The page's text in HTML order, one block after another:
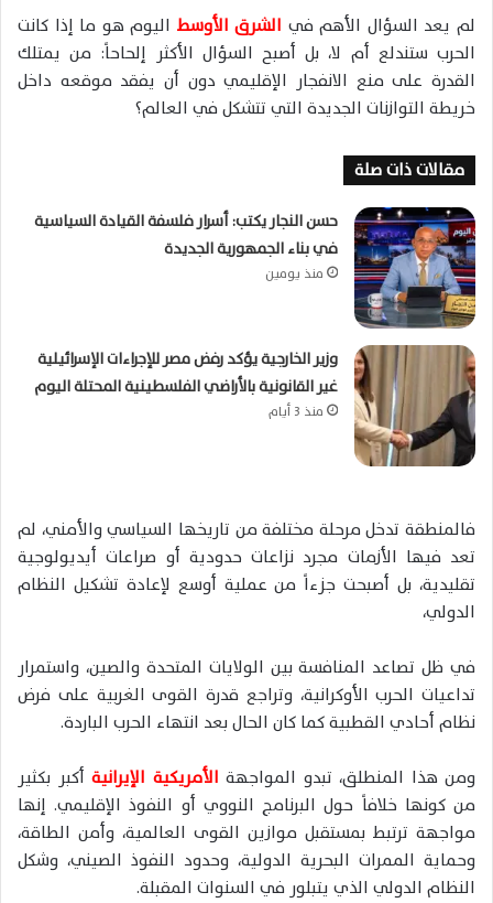
لم يعد السؤال الأهم في الشرق الأوسط اليوم هو ما إذا كانت
الحرب ستندلع أم لا، بل أصبح السؤال الأكثر إلحاحاً: من يمتلك
القدرة على منع الانفجار الإقليمي دون أن يفقد موقعه داخل
خريطة التوازنات الجديدة التي تتشكل في العالم؟
مقالات ذات صلة
حسن النجار يكتب: أسرار فلسفة القيادة السياسية
في بناء الجمهورية الجديدة
منذ يومين
وزير الخارجية يؤكد رفض مصر للإجراءات الإسرائيلية
غير القانونية بالأراضي الفلسطينية المحتلة اليوم
منذ 3 أيام
فالمنطقة تدخل مرحلة مختلفة من تاريخها السياسي والأمني، لم
تعد فيها الأزمات مجرد نزاعات حدودية أو صراعات أيديولوجية
تقليدية، بل أصبحت جزءاً من عملية أوسع لإعادة تشكيل النظام
الدولي،
في ظل تصاعد المنافسة بين الولايات المتحدة والصين، واستمرار
تداعيات الحرب الأوكرانية، وتراجع قدرة القوى الغربية على فرض
نظام أحادي القطبية كما كان الحال بعد انتهاء الحرب الباردة.
ومن هذا المنطلق، تبدو المواجهة الأمريكية الإيرانية أكبر بكثير
من كونها خلافاً حول البرنامج النووي أو النفوذ الإقليمي. إنها
مواجهة ترتبط بمستقبل موازين القوى العالمية، وأمن الطاقة،
وحماية الممرات البحرية الدولية، وحدود النفوذ الصيني، وشكل
النظام الدولي الذي يتبلور في السنوات المقبلة.